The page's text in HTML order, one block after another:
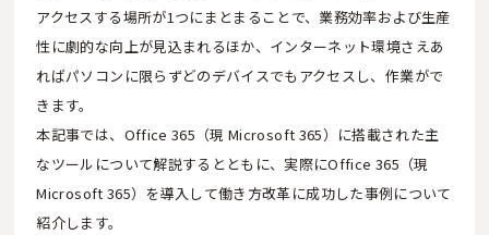
アクセスする場所が1つにまとまることで、業務効率および生産
性に劇的な向上が見込まれるほか、インターネット環境さえあ
ればパソコンに限らずどのデバイスでもアクセスし、作業がで
きます。
本記事では、Office 365（現 Microsoft 365）に搭載された主
なツールについて解説するとともに、実際にOffice 365（現
Microsoft 365）を導入して働き方改革に成功した事例について
紹介します。